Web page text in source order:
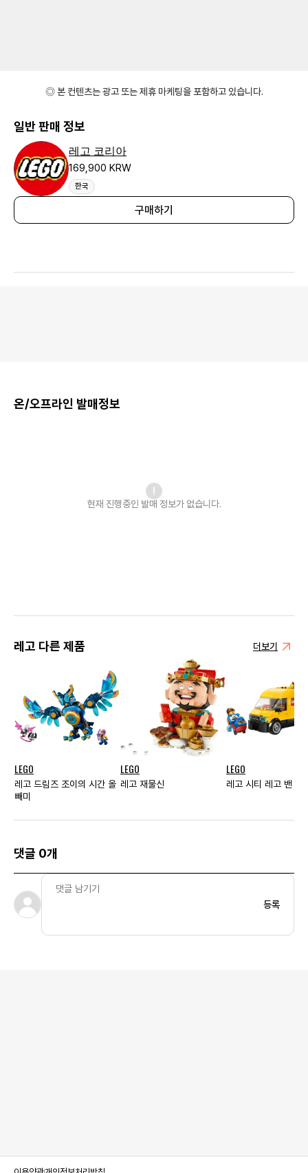
◎ 본 컨텐츠는 광고 또는 제휴 마케팅을 포함하고 있습니다.
일반 판매 정보
레고 코리아
169,900 KRW
한국
구매하기
온/오프라인 발매정보
현재 진행중인 발매 정보가 없습니다.
레고 다른 제품 더보기
LEGO
레고 드림즈 조이의 시간 올
빼미
LEGO
레고 재물신
LEGO
레고 시티 레고 밴
댓글 0개
등록